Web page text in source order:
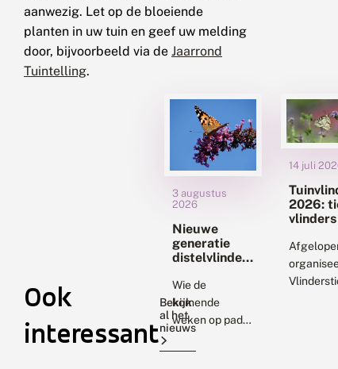
aanwezig. Let op de bloeiende
planten in uw tuin en geef uw melding
door, bijvoorbeeld via de Jaarrond
Tuintelling.
Ook
interessant
Bekijk
al het
nieuws
3 augustus
2026
Nieuwe
generatie
distelvlinders
uitvliegen
Wie de
komende
weken op pad
een goede kans
14 juli
2026: